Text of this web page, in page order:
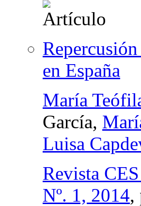
en España
María
García,
Luisa
Revista
Nº. 1, 2014,